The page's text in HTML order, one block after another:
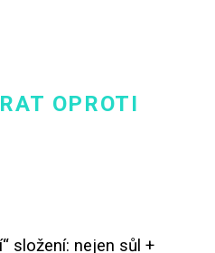
OPROTI
složení: nejen sůl +